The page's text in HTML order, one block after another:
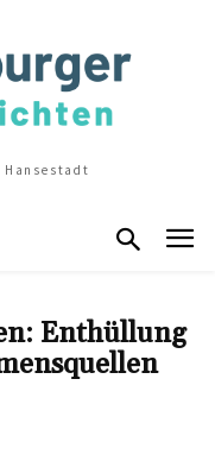
Enthüllung